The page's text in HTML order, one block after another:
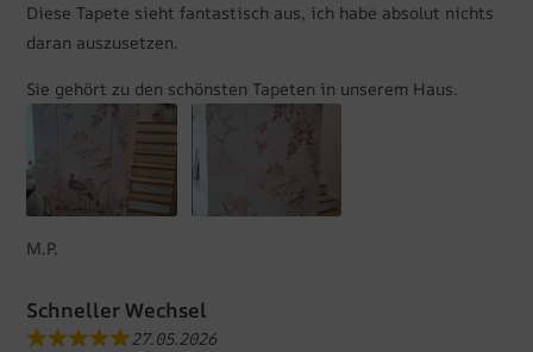
Diese Tapete sieht fantastisch aus, ich habe absolut nichts
daran auszusetzen.
Sie gehört zu den schönsten Tapeten in unserem Haus.
M.P.
Schneller Wechsel
27.05.2026